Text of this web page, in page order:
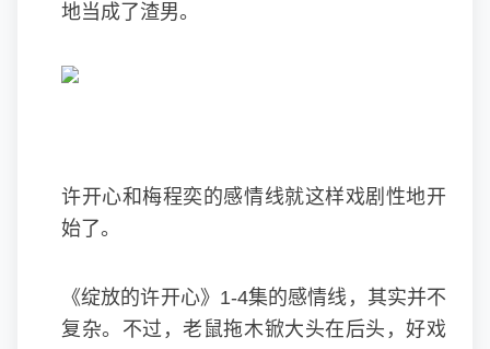
地当成了渣男。
许开心和梅程奕的感情线就这样戏剧性地开
始了。
《绽放的许开心》1-4集的感情线，其实并不
复杂。不过，老鼠拖木锨大头在后头，好戏